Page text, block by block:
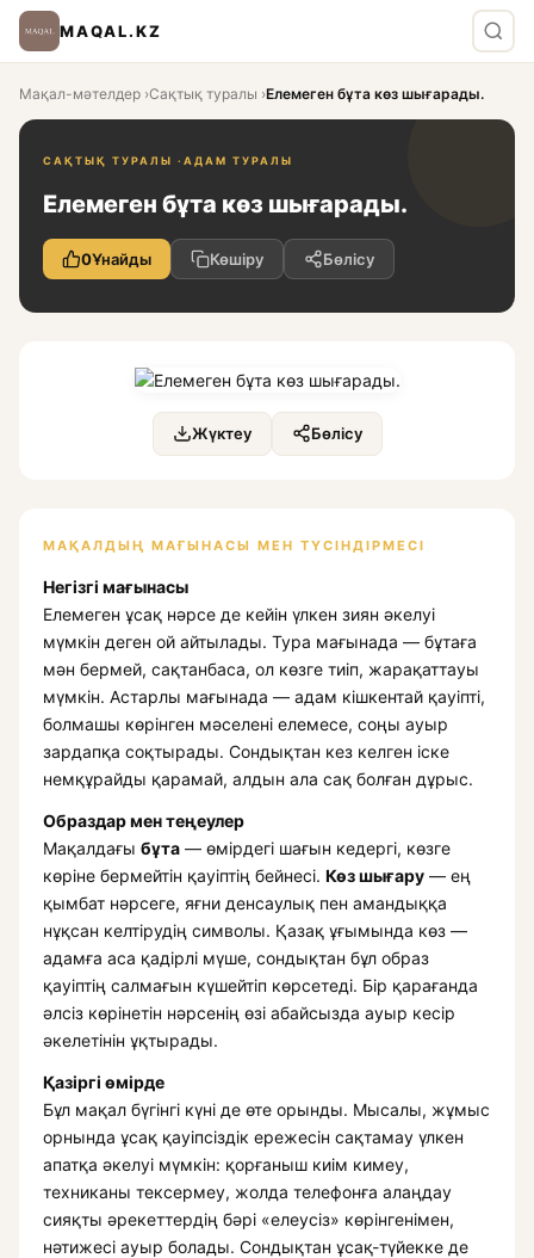
MAQAL.KZ
Мақал-мәтелдер ›Сақтық туралы ›Елемеген бұта көз шығарады.
САҚТЫҚ ТУРАЛЫ · АДАМ ТУРАЛЫ
Елемеген бұта көз шығарады.
0Ұнайды Көшіру Бөлісу
Жүктеу Бөлісу
МАҚАЛДЫҢ МАҒЫНАСЫ МЕН ТҮСІНДІРМЕСІ
Негізгі мағынасы
Елемеген ұсақ нәрсе де кейін үлкен зиян әкелуі
мүмкін деген ой айтылады. Тура мағынада — бұтаға
мән бермей, сақтанбаса, ол көзге тиіп, жарақаттауы
мүмкін. Астарлы мағынада — адам кішкентай қауіпті,
болмашы көрінген мәселені елемесе, соңы ауыр
зардапқа соқтырады. Сондықтан кез келген іске
немқұрайды қарамай, алдын ала сақ болған дұрыс.
Образдар мен теңеулер
Мақалдағы бұта — өмірдегі шағын кедергі, көзге
көріне бермейтін қауіптің бейнесі. Көз шығару — ең
қымбат нәрсеге, яғни денсаулық пен амандыққа
нұқсан келтірудің символы. Қазақ ұғымында көз —
адамға аса қадірлі мүше, сондықтан бұл образ
қауіптің салмағын күшейтіп көрсетеді. Бір қарағанда
әлсіз көрінетін нәрсенің өзі абайсызда ауыр кесір
әкелетінін ұқтырады.
Қазіргі өмірде
Бұл мақал бүгінгі күні де өте орынды. Мысалы, жұмыс
орнында ұсақ қауіпсіздік ережесін сақтамау үлкен
апатқа әкелуі мүмкін: қорғаныш киім кимеу,
техниканы тексермеу, жолда телефонға алаңдау
сияқты әрекеттердің бәрі «елеусіз» көрінгенімен,
нәтижесі ауыр болады. Сондықтан ұсақ-түйекке де